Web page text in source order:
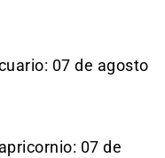
07 de agosto
07 de